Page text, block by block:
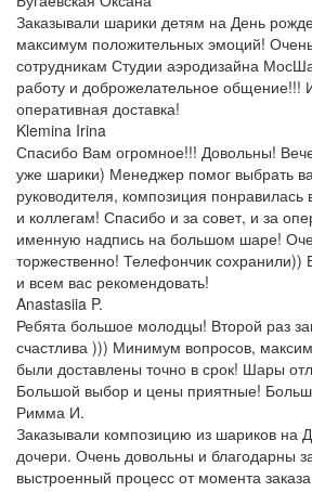
Заказывали шарики детям на День
максимум положительных эмоций!
сотрудникам Студии аэродизайна
работу и доброжелательное общение!!!
оперативная доставка!
Klemina Irina
Спасибо Вам огромное!!! Довольны!
уже шарики) Менеджер помог выбрать
руководителя, композиция
и коллегам! Спасибо и за совет, и за
именную надпись на большом шаре!
торжественно! Телефончик сохранили))
и всем вас рекомендовать!
Anastasiia P.
Ребята большое молодцы! Второй раз
счастлива ))) Минимум вопросов,
были доставлены точно в срок! Шары
Большой выбор и цены приятные!
Римма И.
Заказывали композицию из шариков на
дочери. Очень довольны и благодарны
выстроенный процесс от момента